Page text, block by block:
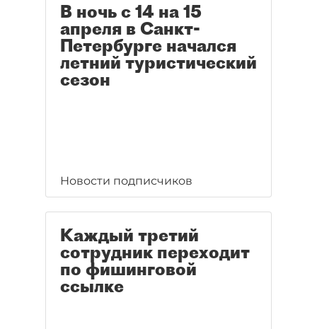
В ночь с 14 на 15
апреля в Санкт-
Петербурге начался
летний туристический
сезон
Новости подписчиков
Каждый третий
сотрудник переходит
по фишинговой
ссылке